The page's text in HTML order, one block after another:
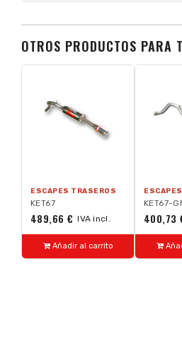
OTROS PRODUCTOS PARA
ESCAPES TRASEROS
KET67
489,66 € IVA incl.
Añadir al carrito
KET67-
400,73